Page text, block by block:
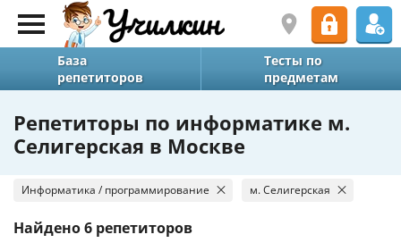
База
репетиторов
Тесты по
предметам
Репетиторы по информатике м.
Селигерская в Москве
Информатика / программирование м. Селигерская
Найдено6 репетиторов